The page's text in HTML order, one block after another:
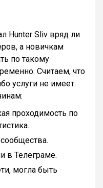
Hunter Sliv вряд ли
а новичкам
по такому
Считаем, что
услуги не имеет
проходимость по
в Телеграме.
могла быть